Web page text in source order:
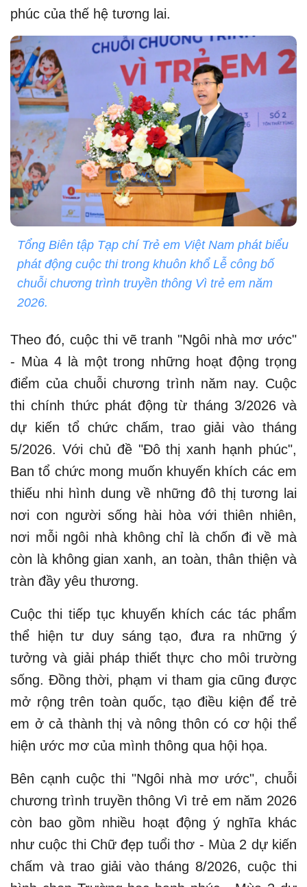
phúc của thế hệ tương lai.
Tổng Biên tập Tạp chí Trẻ em Việt Nam phát biểu
phát động cuộc thi trong khuôn khổ Lễ công bố
chuỗi chương trình truyền thông Vì trẻ em năm
2026.
Theo đó, cuộc thi vẽ tranh "Ngôi nhà mơ ước"
- Mùa 4 là một trong những hoạt động trọng
điểm của chuỗi chương trình năm nay. Cuộc
thi chính thức phát động từ tháng 3/2026 và
dự kiến tổ chức chấm, trao giải vào tháng
5/2026. Với chủ đề "Đô thị xanh hạnh phúc",
Ban tổ chức mong muốn khuyến khích các em
thiếu nhi hình dung về những đô thị tương lai
nơi con người sống hài hòa với thiên nhiên,
nơi mỗi ngôi nhà không chỉ là chốn đi về mà
còn là không gian xanh, an toàn, thân thiện và
tràn đầy yêu thương.
Cuộc thi tiếp tục khuyến khích các tác phẩm
thể hiện tư duy sáng tạo, đưa ra những ý
tưởng và giải pháp thiết thực cho môi trường
sống. Đồng thời, phạm vi tham gia cũng được
mở rộng trên toàn quốc, tạo điều kiện để trẻ
em ở cả thành thị và nông thôn có cơ hội thể
hiện ước mơ của mình thông qua hội họa.
Bên cạnh cuộc thi "Ngôi nhà mơ ước", chuỗi
chương trình truyền thông Vì trẻ em năm 2026
còn bao gồm nhiều hoạt động ý nghĩa khác
như cuộc thi Chữ đẹp tuổi thơ - Mùa 2 dự kiến
chấm và trao giải vào tháng 8/2026, cuộc thi